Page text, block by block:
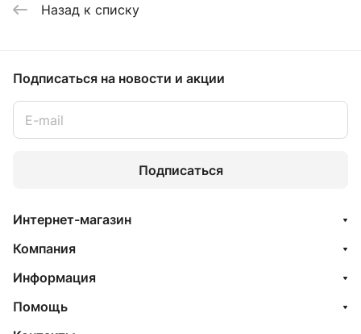
Назад к списку
Подписаться на новости и акции
Подписаться
Интернет-магазин
Компания
Информация
Помощь